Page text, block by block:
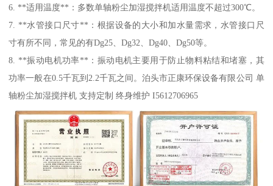
6. **适用温度**：多数单轴粉尘加湿搅拌机适用温度不超过300℃。
7. **水管接口尺寸**：根据设备的大小和加水量需求，水管接口尺
寸有所不同，常见的有Dg25、Dg32、Dg40、Dg50等。
8. **振动电机功率**：振动电机主要用于防止物料粘结和堵塞，其
功率一般在0.5千瓦到2.2千瓦之间。泊头市正康环保设备有限公司 单
轴粉尘加湿搅拌机 支持定制 终身维护 I5612706965